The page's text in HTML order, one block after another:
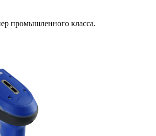
промышленного класса.